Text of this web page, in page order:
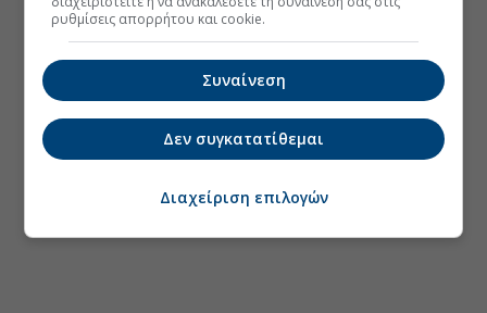
ρυθμίσεις απορρήτου και cookie.
Συναίνεση
Δεν συγκατατίθεμαι
Διαχείριση επιλογών